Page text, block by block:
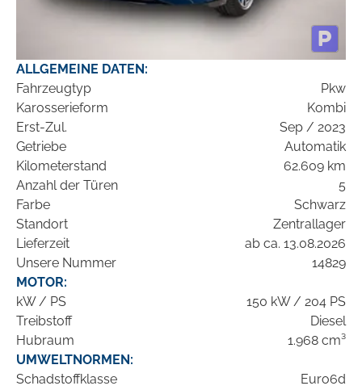
ALLGEMEINE DATEN:
Fahrzeugtyp
Pkw
Karosserieform
Kombi
Erst-Zul.
Sep / 2023
Getriebe
Automatik
Kilometerstand
62.609 km
Anzahl der Türen
5
Farbe
Schwarz
Standort
Zentrallager
Lieferzeit
ab ca. 13.08.2026
Unsere Nummer
14829
MOTOR:
kW / PS
150 kW / 204 PS
Treibstoff
Diesel
Hubraum
1.968 cm³
UMWELTNORMEN:
Schadstoffklasse
Euro6d